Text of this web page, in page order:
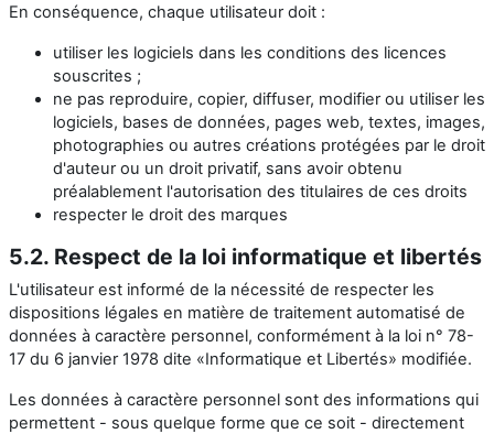
En conséquence, chaque utilisateur doit :
utiliser les logiciels dans les conditions des licences
souscrites ;
ne pas reproduire, copier, diffuser, modifier ou utiliser les
logiciels, bases de données, pages web, textes, images,
photographies ou autres créations protégées par le droit
d'auteur ou un droit privatif, sans avoir obtenu
préalablement l'autorisation des titulaires de ces droits
respecter le droit des marques
5.2. Respect de la loi informatique et libertés
L'utilisateur est informé de la nécessité de respecter les
dispositions légales en matière de traitement automatisé de
données à caractère personnel, conformément à la loi n° 78-
17 du 6 janvier 1978 dite «Informatique et Libertés» modifiée.
Les données à caractère personnel sont des informations qui
permettent - sous quelque forme que ce soit - directement